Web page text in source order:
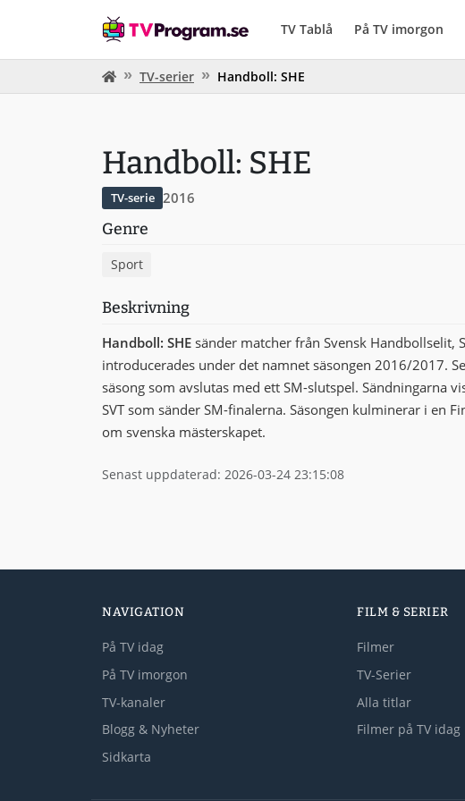
TV Tablå På TV imorgon
TV-serier Handboll: SHE
Handboll: SHE
TV-serie 2016
Genre
Sport
Beskrivning
Handboll: SHE sänder matcher från Svensk Handbollselit,
introducerades under det namnet säsongen 2016/2017.
säsong som avslutas med ett SM-slutspel. Sändningarna
SVT som sänder SM-finalerna. Säsongen kulminerar i en
om svenska mästerskapet.
Senast uppdaterad: 2026-03-24 23:15:08
NAVIGATION
På TV idag
På TV imorgon
TV-kanaler
Blogg & Nyheter
Sidkarta
FILM & SERIER
Filmer
TV-Serier
Alla titlar
Filmer på TV idag